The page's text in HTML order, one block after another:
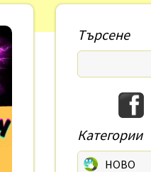
Търсене
Категории
НОВО